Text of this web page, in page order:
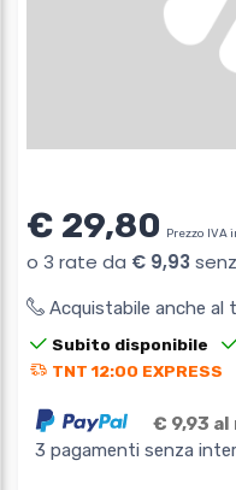
€ 29,80 Prezzo IVA
Acquistabile anche al
Subito disponibile
TNT 12:00 EXPRESS
€ 9,93 al
3 pagamenti senza